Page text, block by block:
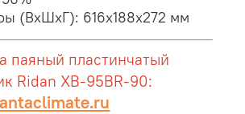
(ВхШхГ): 616x188x272 мм
паяный пластинчатый
Ridan XB-95BR-90: